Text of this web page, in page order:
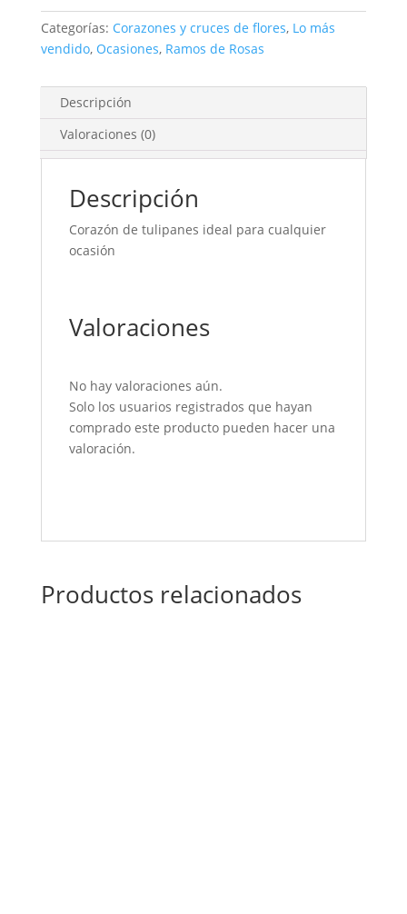
Categorías: Corazones y cruces de flores, Lo más
vendido, Ocasiones, Ramos de Rosas
Descripción
Valoraciones (0)
Descripción
Corazón de tulipanes ideal para cualquier
ocasión
Valoraciones
No hay valoraciones aún.
Solo los usuarios registrados que hayan
comprado este producto pueden hacer una
valoración.
Productos relacionados